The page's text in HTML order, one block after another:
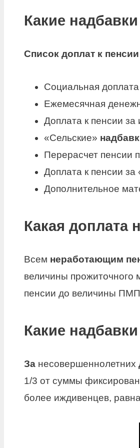
Какие
Список доплат к пенсии
Социальная
Ежемесячная
Доплата к пенсии за
«Сельские»
Перерасчет пенсии
Доплата к пенсии
Дополнительное
Какая доплата
Всем неработающим
величины прожиточного
пенсии до величины
Какие
За несовершеннолетних
1/3 от суммы
более иждивенцев,